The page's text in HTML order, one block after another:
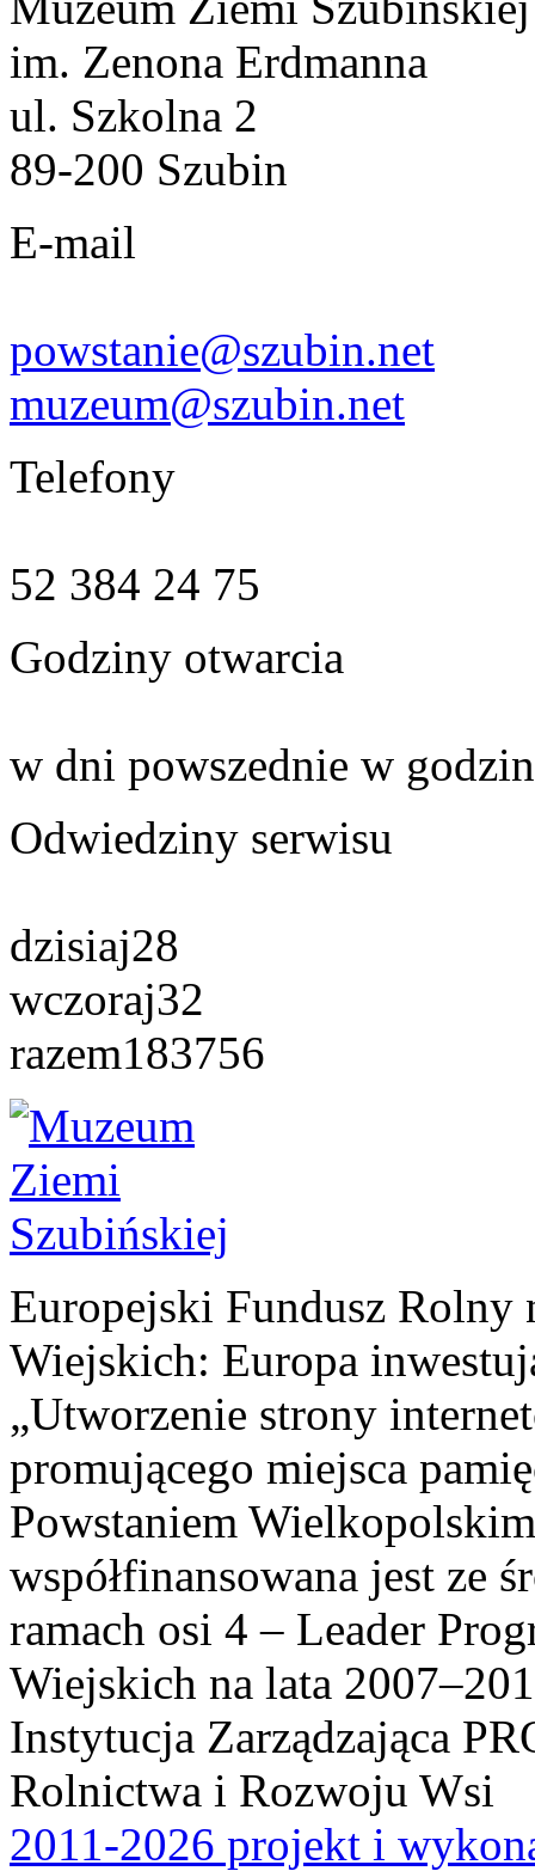
im. Zenona Erdmanna
ul. Szkolna 2
89-200 Szubin
E-mail
powstanie@szubin.net
muzeum@szubin.net
Telefony
52 384 24 75
Godziny otwarcia
w dni powszednie w
Odwiedziny serwisu
dzisiaj28
wczoraj32
razem183756
Europejski Fundusz Rolny
Wiejskich: Europa
„Utworzenie strony
promującego miejsca
Powstaniem
współfinansowana jest ze
ramach osi 4 – Leader
Wiejskich na lata
Instytucja Zarządzająca
Rolnictwa i Rozwoju Wsi
2011-2026 projekt i